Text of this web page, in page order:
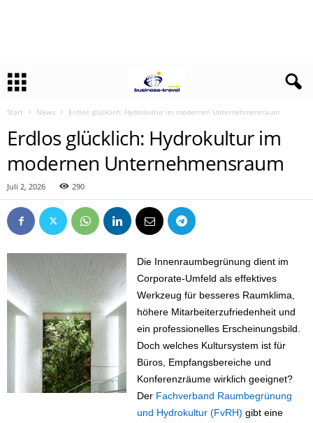
Start News Erdlos glücklich: Hydrokultur im modernen Unternehmensraum
Erdlos glücklich: Hydrokultur im
modernen Unternehmensraum
Juli 2, 2026 290
Die Innenraumbegrünung dient im
Corporate-Umfeld als effektives
Werkzeug für besseres Raumklima,
höhere Mitarbeiterzufriedenheit und
ein professionelles Erscheinungsbild.
Doch welches Kultursystem ist für
Büros, Empfangsbereiche und
Konferenzräume wirklich geeignet?
Der Fachverband Raumbegrünung
und Hydrokultur (FvRH) gibt eine